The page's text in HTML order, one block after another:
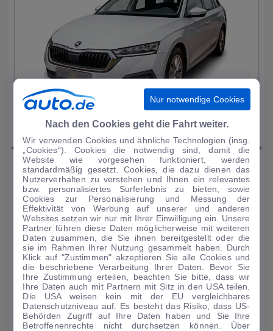
|11
Skoda Octavia
Ambition PHEV
51.093 km· 03/2023· Hybrid·Automatik
Finanzierung Kaufen
224€/mtl.
Guter Preis4
0 € Anzahlung ·60 Monate ·Finanzierungs-Details
Angebot anfragen Rate anpassen
49,9 kWh/100 km + 19,9 l/100 km (gew., komb.) · 19,9 l/100 km (entl.) ·
CO₂ 499 g/km · Klasse G (gew.) / G (entl.)*
Nur notwendige Cookies
Nach den Cookies geht die Fahrt weiter.
Wir verwenden Cookies und ähnliche Technologien (insg.
„Cookies“). Cookies die notwendig sind, damit die
Website wie vorgesehen funktioniert, werden
standardmäßig gesetzt. Cookies, die dazu dienen das
Nutzerverhalten zu verstehen und Ihnen ein relevantes
bzw. personalisiertes Surferlebnis zu bieten, sowie
Cookies zur Personalisierung und Messung der
Effektivität von Werbung auf unserer und anderen
Websites setzen wir nur mit Ihrer Einwilligung ein. Unsere
Partner führen diese Daten möglicherweise mit weiteren
Daten zusammen, die Sie ihnen bereitgestellt oder die
sie im Rahmen Ihrer Nutzung gesammelt haben. Durch
Klick auf "Zustimmen" akzeptieren Sie alle Cookies und
die beschriebene Verarbeitung Ihrer Daten. Bevor Sie
Ihre Zustimmung erteilen, beachten Sie bitte, dass wir
Ihre Daten auch mit Partnern mit Sitz in den USA teilen.
Die USA weisen kein mit der EU vergleichbares
Datenschutzniveau auf. Es besteht das Risiko, dass US-
Behörden Zugriff auf Ihre Daten haben und Sie Ihre
Betroffenenrechte nicht durchsetzen können. Über